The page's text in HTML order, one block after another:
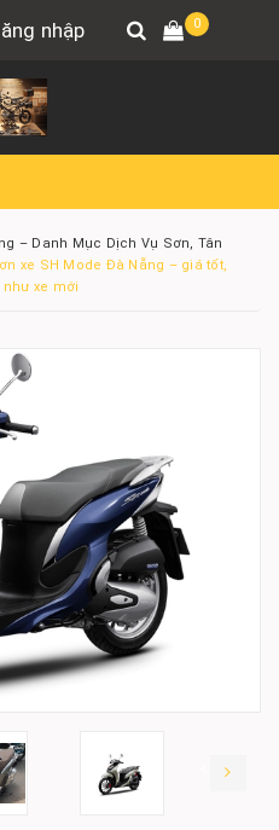
nhập 0
– Danh Mục Dịch Vụ Sơn, Tân
xe SH Mode Đà Nẵng – giá tốt,
xe mới